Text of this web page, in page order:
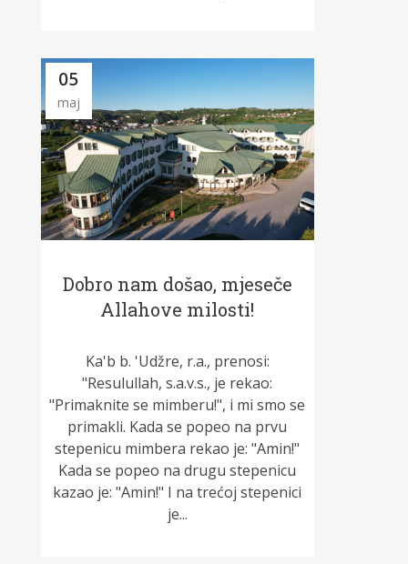
05
maj
Dobro nam došao, mjeseče
Allahove milosti!
Ka'b b. 'Udžre, r.a., prenosi:
"Resulullah, s.a.v.s., je rekao:
"Primaknite se mimberu!", i mi smo se
primakli. Kada se popeo na prvu
stepenicu mimbera rekao je: "Amin!"
Kada se popeo na drugu stepenicu
kazao je: "Amin!" I na trećoj stepenici
je...